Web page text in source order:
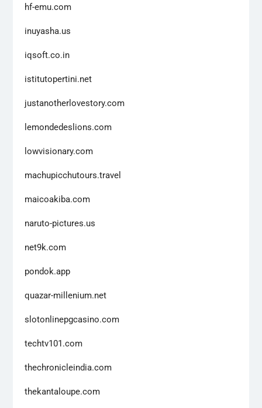
hf-emu.com
inuyasha.us
iqsoft.co.in
istitutopertini.net
justanotherlovestory.com
lemondedeslions.com
lowvisionary.com
machupicchutours.travel
maicoakiba.com
naruto-pictures.us
net9k.com
pondok.app
quazar-millenium.net
slotonlinepgcasino.com
techtv101.com
thechronicleindia.com
thekantaloupe.com